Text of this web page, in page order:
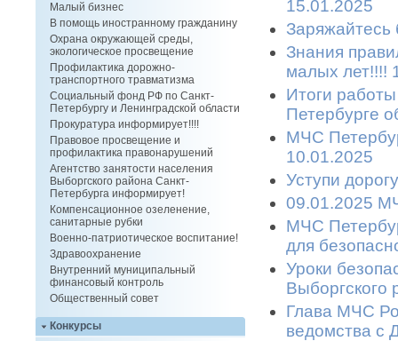
Малый бизнес
В помощь иностранному гражданину
Охрана окружающей среды,
экологическое просвещение
Профилактика дорожно-
транспортного травматизма
Социальный фонд РФ по Санкт-
Петербургу и Ленинградской области
Прокуратура информирует!!!!
Правовое просвещение и
профилактика правонарушений
Агентство занятости населения
Выборгского района Санкт-
Петербурга информирует!
Компенсационное озеленение,
санитарные рубки
Военно-патриотическое воспитание!
Здравоохранение
Внутренний муниципальный
финансовый контроль
Общественный совет
Конкурсы
15.01.2025
Заряжайтесь
Знания
малых лет!!!!
Итоги
Петербурге
МЧС
10.01.2025
Уступи
09.01.2025
МЧС
для
Уроки
Выборгского
Глава МЧС
ведомства с